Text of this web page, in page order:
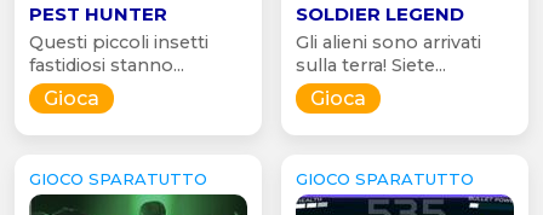
PEST HUNTER
Questi piccoli insetti
fastidiosi stanno...
Gioca
SOLDIER LEGEND
Gli alieni sono arrivati
sulla terra! Siete...
Gioca
GIOCO SPARATUTTO GIOCO SPARATUTTO